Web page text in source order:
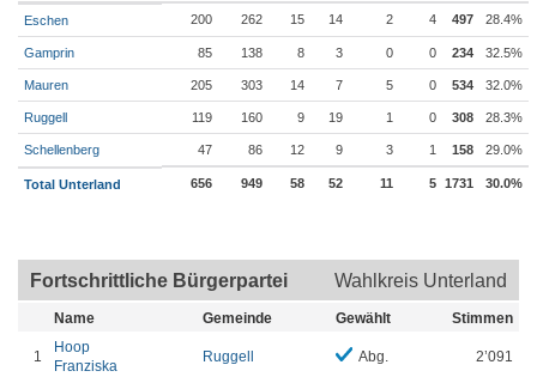
Eschen 200 262 15 14 2 4 497 28.4%
Gamprin 85 138 8 3 0 0 234 32.5%
Mauren 205 303 14 7 5 0 534 32.0%
Ruggell 119 160 9 19 1 0 308 28.3%
Schellenberg 47 86 12 9 3 1 158 29.0%
Total Unterland 656 949 58 52 11 5 1731 30.0%
Fortschrittliche Bürgerpartei Wahlkreis Unterland
Name Gemeinde Gewählt Stimmen
1
Hoop
Franziska
Ruggell Abg. 2’091